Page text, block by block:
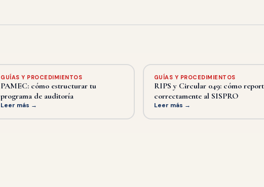
GUÍAS Y PROCEDIMIENTOS
PAMEC: cómo estructurar tu
programa de auditoría
Leer más →
GUÍAS Y PROCEDIMIENTOS
RIPS y Circular 049: cómo
correctamente al SISPRO
Leer más →